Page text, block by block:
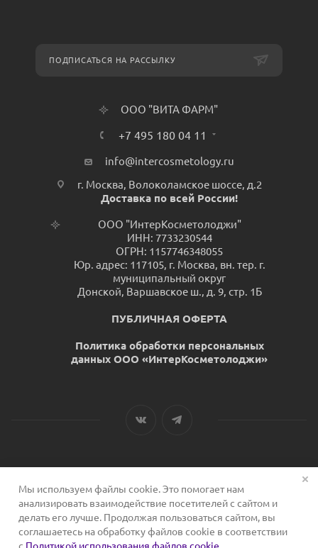
ПОДПИСАТЬСЯ НА РАССЫЛКУ
ООО "ВИТА ФАРМ"
+7 495 180 04 11
info@intercosmetology.ru
г. Москва, Волоколамское шоссе, д.2
Доставка по всей России!
ООО "ИнтерКосметолоджи"
ИНН: 7733230544
ОГРН: 1157746348055
Юр. адрес: 117105, г. Москва, вн. тер. г.
муниципальный округ
Донской, Варшавское ш., д. 9, стр. 1Б
ПУБЛИЧНАЯ ОФЕРТА
Политика обработки персональных
данных ООО «ИнтерКосметолоджи»
2026 © Сервис для косметологов
Мы используем файлы cookie. Это помогает нам
анализировать взаимодействие посетителей с сайтом и
делать его лучше. Продолжая пользоваться сайтом, вы
соглашаетесь на обработку файлов cookie в соответствии